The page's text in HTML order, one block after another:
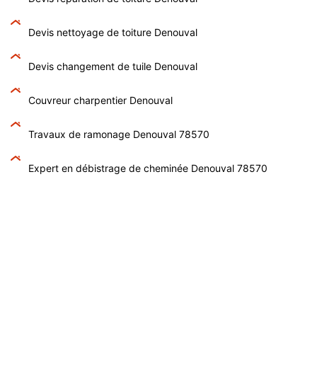
Devis nettoyage de toiture Denouval
Devis changement de tuile Denouval
Couvreur charpentier Denouval
Travaux de ramonage Denouval 78570
Expert en débistrage de cheminée Denouval 78570